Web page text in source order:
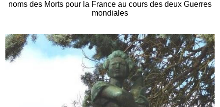
noms des Morts pour la France au cours des deux Guerres
mondiales